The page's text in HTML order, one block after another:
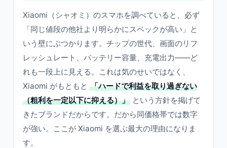
Xiaomi（シャオミ）のスマホを調べていると、必ず
「同じ値段の他社より明らかにスペックが高い」と
いう壁にぶつかります。チップの世代、画面のリフ
レッシュレート、バッテリー容量、充電出力——ど
れも一段上に見える。これは気のせいではなく、
Xiaomi がもともと 「ハードで利益を取り過ぎない
（粗利を一定以下に抑える）」 という方針を掲げて
きたブランドだからです。だから同価格帯では数字
が強い。ここが Xiaomi を選ぶ最大の理由になりま
す。